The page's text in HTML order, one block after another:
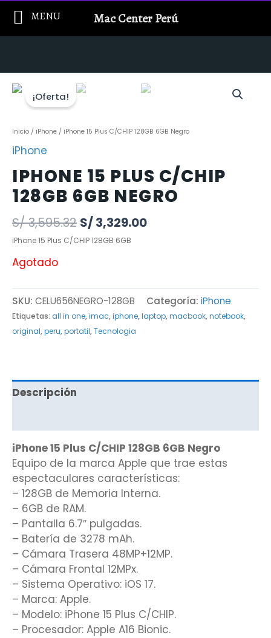
contenido
¡Oferta!
Inicio / iPhone / iPhone 15 Plus C/CHIP 128GB 6GB Negro
iPhone
IPHONE 15 PLUS C/CHIP
128GB 6GB NEGRO
S/3,595.32 S/3,329.00
iPhone 15 Plus C/CHIP 128GB 6GB
Agotado
SKU: CELU656NEGRO-128GB Categoría: iPhone
Etiquetas: all in one,imac,iphone,laptop,macbook,notebook,
original,peru,portatil,Tecnologia
Descripción
iPhone 15 Plus C/CHIP 128GB 6GB Negro
Equipo de la marca Apple que trae estas
espectaculares características:
– 128GB de Memoria Interna.
– 6GB de RAM.
– Pantalla 6.7″ pulgadas.
– Batería de 3278 mAh.
– Cámara Trasera 48MP+12MP.
– Cámara Frontal 12MPx.
– Sistema Operativo: iOS 17.
– Marca: Apple.
– Modelo: iPhone 15 Plus C/CHIP.
– Procesador: Apple A16 Bionic.
MENU Mac Center Perú